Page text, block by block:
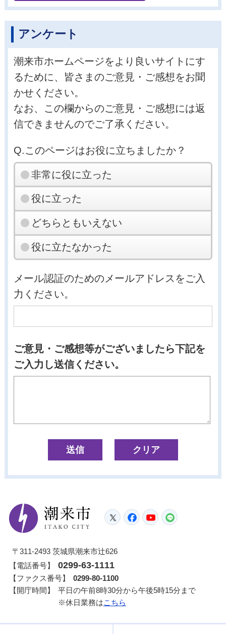
アンケート
潮来市ホームページをより良いサイトにす
るために、皆さまのご意見・ご感想をお聞
かせください。
なお、この欄からのご意見・ご感想には返
信できませんのでご了承ください。
Q.このページはお役に立ちましたか？
非常に役に立った
役に立った
どちらともいえない
役に立たなかった
メール認証のためのメールアドレスをご入
力ください。
ご意見・ご感想等がございましたら下記を
ご入力し送信ください。
潮来市
TwitterFacebook
YouTube
〒311-2493 茨城県潮来市辻626
【電話番号】
0299-63-1111
【ファクス番号】
0299-80-1100
【開庁時間】
平日の午前8時30分から午後5時15分まで
※休日業務はこちら